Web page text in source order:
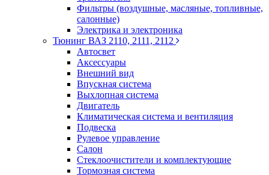
Фильтры (воздушные, масляные, топливные,
салонные)
Электрика и электроника
Тюнинг ВАЗ 2110, 2111, 2112
Автосвет
Аксессуары
Внешний вид
Впускная система
Выхлопная система
Двигатель
Климатическая система и вентиляция
Подвеска
Рулевое управление
Салон
Стеклоочистители и комплектующие
Тормозная система